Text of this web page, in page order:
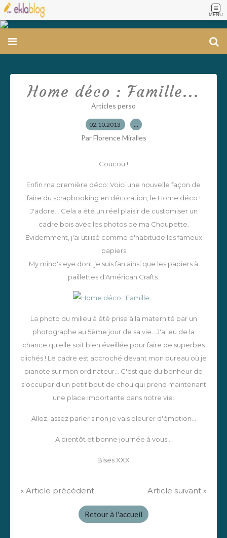
MENU
Home déco : Famille...
Articles perso
02.10.2013 …
Par Florence Miralles
Coucou !
Enfin ma première déco: Voici une nouvelle façon de
faire du scrapbooking en décoration, le Home déco !
J'adore... Cela a été un réel plaisir de customiser un
cadre bois avec les photos de ma Choupette.
Evidemment, j'ai utilisé comme d'habitude les fameux
papiers
My mind's eye dont je suis fan ainsi que les papiers à
paillettes d'Américan Crafts.
La photo du milieu à été prise à la maternité par un
photographe au 5ème jour de sa vie...J'ai eu de la
chance qu'elle soit bien éveillée pour faire de superbes
clichés ! Le cadre est accroché devant mon bureau où je
pianote sur mon ordinateur... C'est que du bonheur de
s'occuper d'un petit bout de chou qui prend maintenant
une place importante dans notre vie.
Allez, assez parler sinon je vais pleurer d'émotion...
A bientôt et bonne journée à vous...
Bises XXX
« Article précédent Article suivant »
Retour à l'accueil